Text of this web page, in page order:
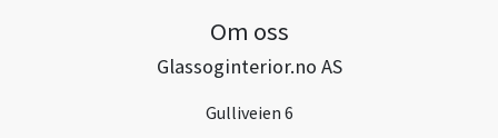
Om oss
Glassoginterior.no AS
Gulliveien 6